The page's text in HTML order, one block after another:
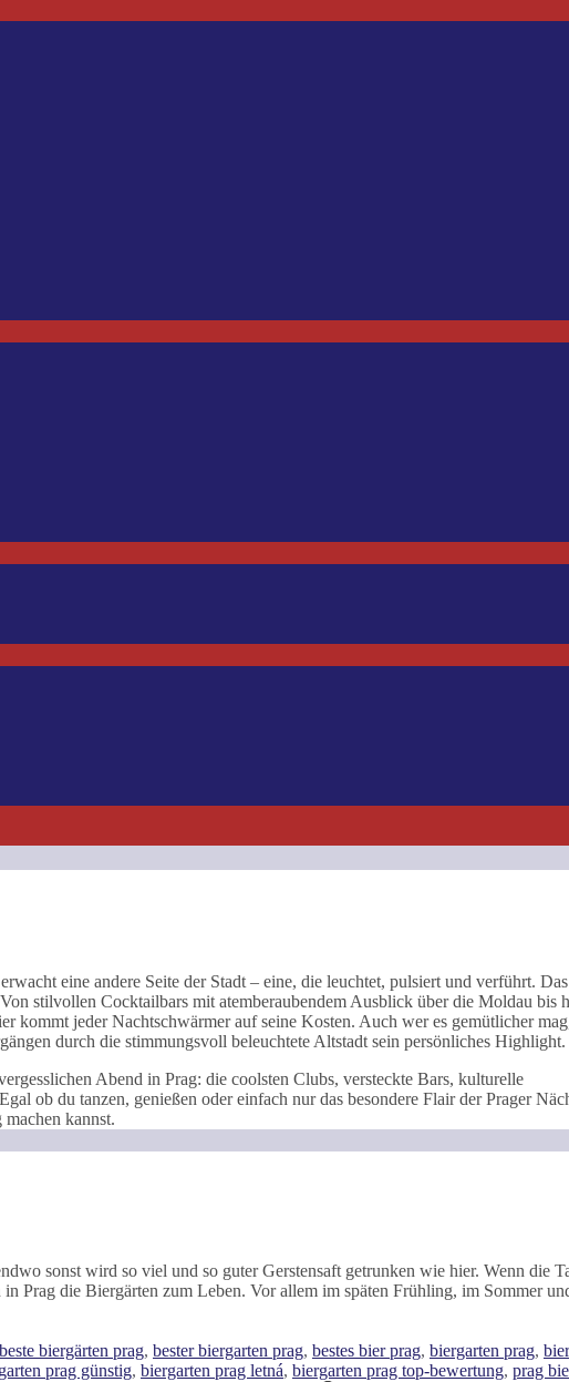
eine andere Seite der Stadt – eine, die leuchtet, pulsiert und verführt. Das
stilvollen Cocktailbars mit atemberaubendem Ausblick über die Moldau bis
kommt jeder Nachtschwärmer auf seine Kosten. Auch wer es gemütlicher
durch die stimmungsvoll beleuchtete Altstadt sein persönliches Highlight.
Abend in Prag: die coolsten Clubs, versteckte Bars, kulturelle
ob du tanzen, genießen oder einfach nur das besondere Flair der Prager
kannst.
sonst wird so viel und so guter Gerstensaft getrunken wie hier. Wenn die
Prag die Biergärten zum Leben. Vor allem im späten Frühling, im Sommer
beste biergärten prag, bester biergarten prag, bestes bier prag, biergarten prag,
prag günstig, biergarten prag letná, biergarten prag top-bewertung, prag